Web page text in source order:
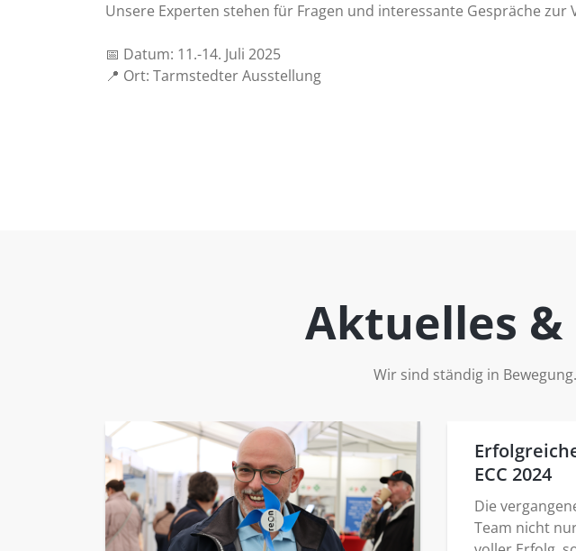
Unsere Experten stehen für Fragen und interessante Gespräche zur
📅 Datum: 11.-14. Juli 2025
📍 Ort: Tarmstedter Ausstellung
Aktuelles
Wir sind ständig in
ECC 2024
Die
Team nicht